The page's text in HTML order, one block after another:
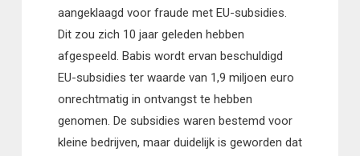
aangeklaagd voor fraude met EU-subsidies.
Dit zou zich 10 jaar geleden hebben
afgespeeld. Babis wordt ervan beschuldigd
EU-subsidies ter waarde van 1,9 miljoen euro
onrechtmatig in ontvangst te hebben
genomen. De subsidies waren bestemd voor
kleine bedrijven, maar duidelijk is geworden dat